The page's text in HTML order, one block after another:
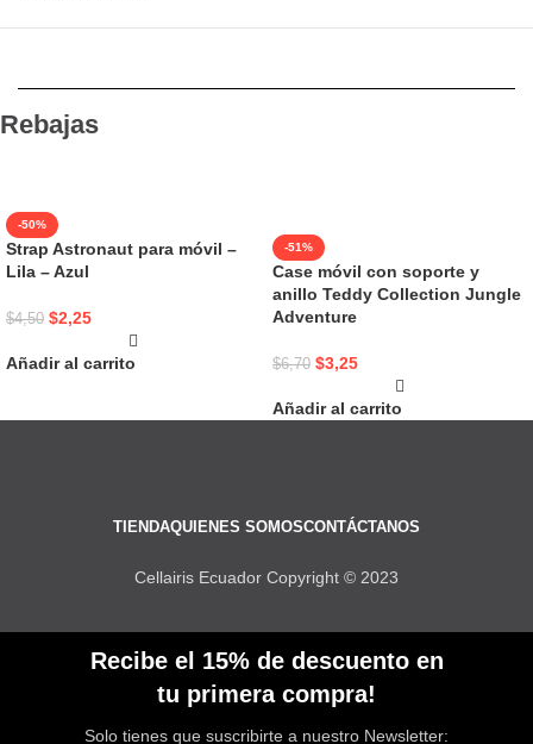
Rebajas
-50%
Strap Astronaut para móvil –
Lila – Azul
$4,50 $2,25
Añadir al carrito
-51%
Case móvil con soporte y
anillo Teddy Collection Jungle
Adventure
$6,70 $3,25
Añadir al carrito
TIENDAQUIENES SOMOSCONTÁCTANOS
Cellairis Ecuador Copyright © 2023
Recibe el 15% de descuento en
tu primera compra!
Solo tienes que suscribirte a nuestro Newsletter: